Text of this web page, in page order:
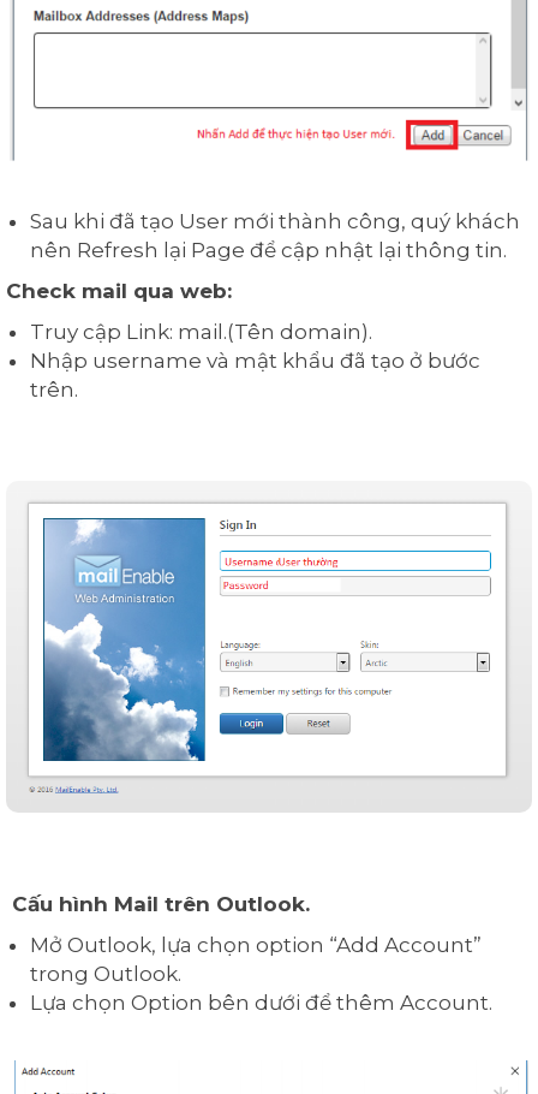
Sau khi đã tạo User mới thành công, quý khách
nên Refresh lại Page để cập nhật lại thông tin.
Check mail qua web:
Truy cập Link: mail.(Tên domain).
Nhập username và mật khẩu đã tạo ở bước
trên.
Cấu hình Mail trên Outlook.
Mở Outlook, lựa chọn option “Add Account”
trong Outlook.
Lựa chọn Option bên dưới để thêm Account.